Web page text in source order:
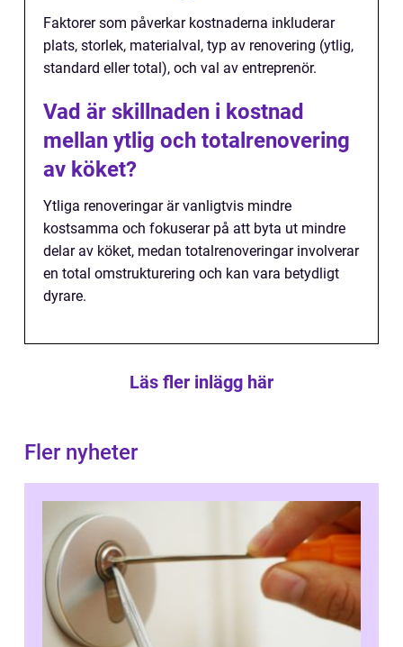
Faktorer som påverkar kostnaderna inkluderar
plats, storlek, materialval, typ av renovering (ytlig,
standard eller total), och val av entreprenör.
Vad är skillnaden i kostnad
mellan ytlig och totalrenovering
av köket?
Ytliga renoveringar är vanligtvis mindre
kostsamma och fokuserar på att byta ut mindre
delar av köket, medan totalrenoveringar involverar
en total omstrukturering och kan vara betydligt
dyrare.
Läs fler inlägg här
Fler nyheter